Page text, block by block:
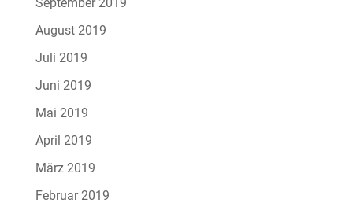
August 2019
Juli 2019
Juni 2019
Mai 2019
April 2019
März 2019
Februar 2019